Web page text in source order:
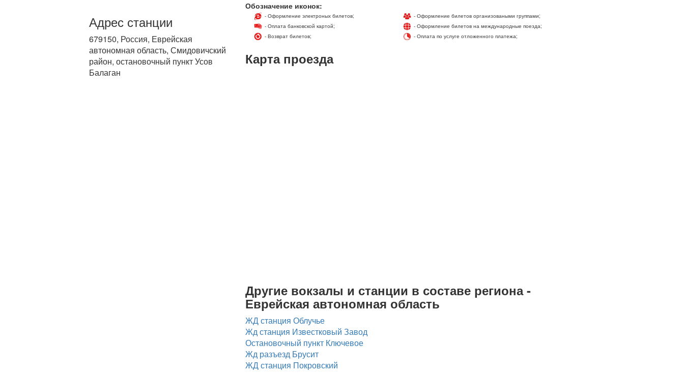
Обозначение иконок:
- Оформление электроных билетов;
- Оплата банковской картой;
- Возврат билетов;
- Оформление билетов организоваными группами;
- Оформление билетов на международные поезда;
- Оплата по услуге отложенного платежа;
Карта проезда
Другие вокзалы и станции в составе региона -
Еврейская автономная область
ЖД станция Облучье
Жд станция Известковый Завод
Остановочный пункт Ключевое
Жд разъезд Брусит
ЖД станция Покровский
Адрес станции
679150, Россия, Еврейская
автономная область, Смидовичский
район, остановочный пункт Усов
Балаган